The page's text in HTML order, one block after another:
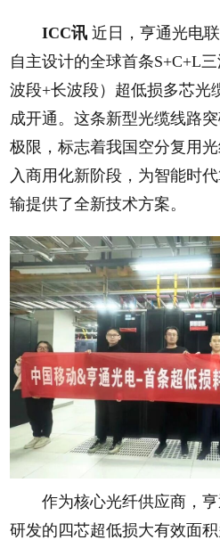
ICC讯 近日，亨通光电
自主设计的全球首条S+C+L
波段+长波段）超低损多芯光
成开通。这条新型光缆线路
极限，标志着我国空分复用
入商用化新阶段，为智能时
输提供了全新技术方案。
作为核心光纤供应商，亨
研发的四芯超低损大有效面